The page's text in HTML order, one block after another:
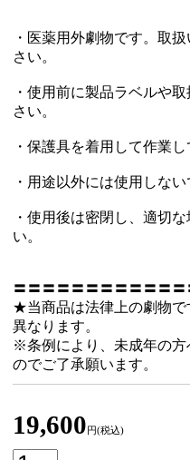
・医薬用外劇物です。取
さい。
・使用前に製品ラベルや
さい。
・保護具を着用して作業し
・用途以外には使用しない
・使用後は密閉し、適切
い。
〓〓〓〓〓〓〓〓〓〓〓〓
★当商品は法律上の劇物で
異なります。
※条例により、未成年の方
のでご了承願います。
19,600 円(税込)